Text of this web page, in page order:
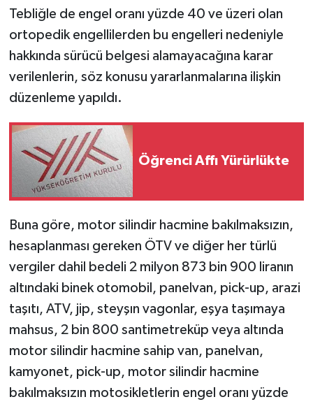
Tebliğle de engel oranı yüzde 40 ve üzeri olan
ortopedik engellilerden bu engelleri nedeniyle
hakkında sürücü belgesi alamayacağına karar
verilenlerin, söz konusu yararlanmalarına ilişkin
düzenleme yapıldı.
Öğrenci Affı Yürürlükte
Buna göre, motor silindir hacmine bakılmaksızın,
hesaplanması gereken ÖTV ve diğer her türlü
vergiler dahil bedeli 2 milyon 873 bin 900 liranın
altındaki binek otomobil, panelvan, pick-up, arazi
taşıtı, ATV, jip, steyşın vagonlar, eşya taşımaya
mahsus, 2 bin 800 santimetreküp veya altında
motor silindir hacmine sahip van, panelvan,
kamyonet, pick-up, motor silindir hacmine
bakılmaksızın motosikletlerin engel oranı yüzde